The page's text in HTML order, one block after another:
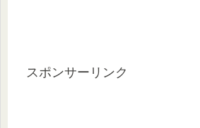
スポンサーリンク